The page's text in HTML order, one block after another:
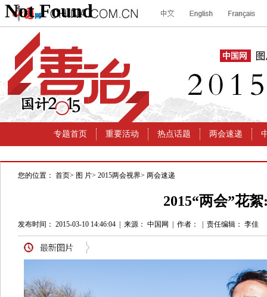
您的位置： 首页> 图 片> 2015两会视界> 两会速递
2015“两会”花
发布时间： 2015-03-10 14:46:04 来源： 中国网 作者： 责任编辑： 李佳